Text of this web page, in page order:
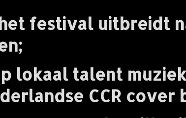
festival uitbreidt
lokaal talent
CCR cover